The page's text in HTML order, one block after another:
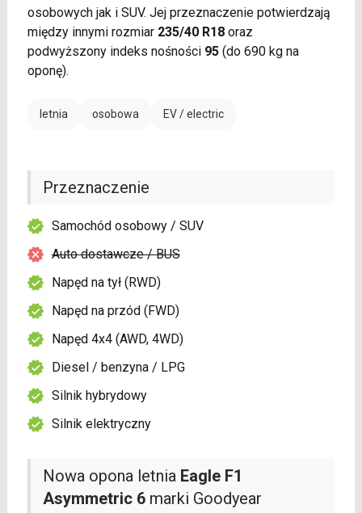
osobowych jak i SUV. Jej przeznaczenie potwierdzają
między innymi rozmiar 235/40 R18oraz
podwyższony indeks nośności 95(do 690 kg na
oponę).
letnia osobowa EV / electric
Nowa opona letnia Eagle F1
Asymmetric 6marki Goodyear
Przeznaczenie
Samochód osobowy / SUV
Auto dostawcze / BUS
Napęd na tył (RWD)
Napęd na przód (FWD)
Napęd 4x4 (AWD, 4WD)
Diesel / benzyna / LPG
Silnik hybrydowy
Silnik elektryczny